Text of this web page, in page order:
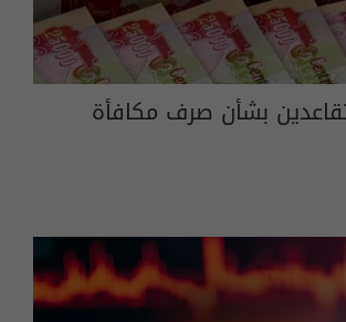
بشأن صرف مكافأة